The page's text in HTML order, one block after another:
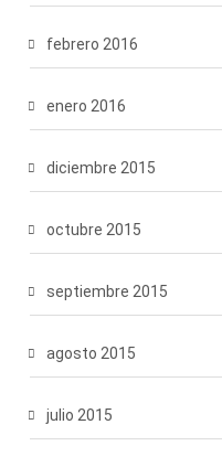
febrero 2016
enero 2016
diciembre 2015
octubre 2015
septiembre 2015
agosto 2015
julio 2015